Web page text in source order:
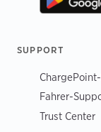
SUPPORT
Fahrer-
Trust Center